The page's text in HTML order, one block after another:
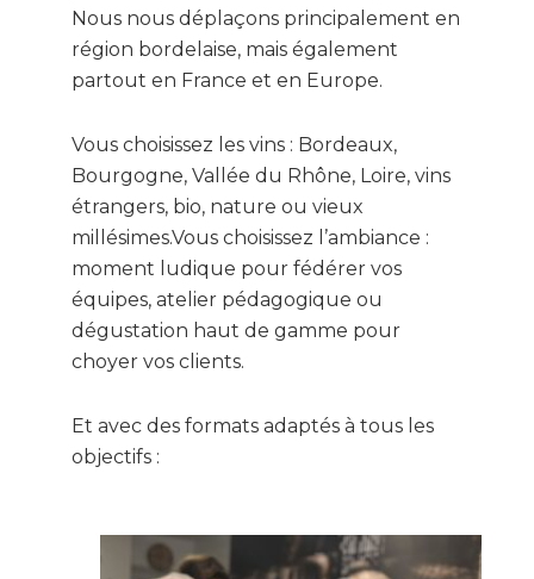
Nous nous déplaçons principalement en
région bordelaise, mais également
partout en France et en Europe.
Vous choisissez les vins : Bordeaux,
Bourgogne, Vallée du Rhône, Loire, vins
étrangers, bio, nature ou vieux
millésimes.Vous choisissez l’ambiance :
moment ludique pour fédérer vos
équipes, atelier pédagogique ou
dégustation haut de gamme pour
choyer vos clients.
Et avec des formats adaptés à tous les
objectifs :